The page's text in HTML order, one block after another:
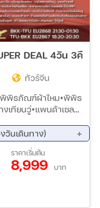
DEAL 4วัน 3คืน
ทัวร์จีน
•พิพิธภัณฑ์ผ้าไหม•พิพิธ
งเทียนวู่•แพนด้าเซล
แคบ•ถนนโบราณจิ่น
คอยแฝดเฉิงตู • ชม
นยางพารา•ถนนคน
หลี่
วันเดินทาง)
. 69 - 25 ส.ค. 69
. 69 - 08 ก.ย. 69
. 69 - 22 ก.ย. 69
ราคาเริ่มต้น
8,999 บาท